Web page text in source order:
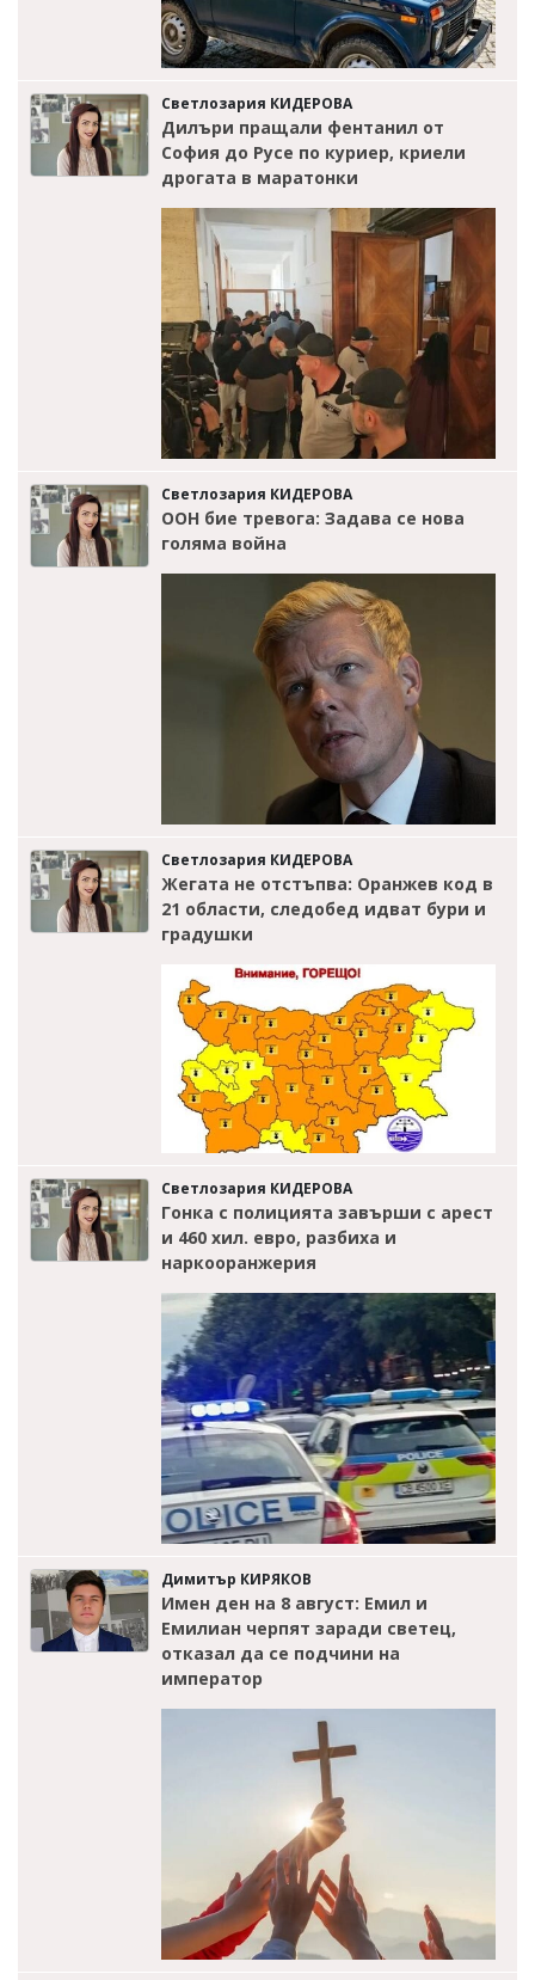
Светлозария КИДЕРОВА
Дилъри пращали фентанил от
София до Русе по куриер, криели
дрогата в маратонки
Светлозария КИДЕРОВА
ООН бие тревога: Задава се нова
голяма война
Светлозария КИДЕРОВА
Жегата не отстъпва: Оранжев код в
21 области, следобед идват бури и
градушки
Светлозария КИДЕРОВА
Гонка с полицията завърши с арест
и 460 хил. евро, разбиха и
наркооранжерия
Димитър КИРЯКОВ
Имен ден на 8 август: Емил и
Емилиан черпят заради светец,
отказал да се подчини на
император